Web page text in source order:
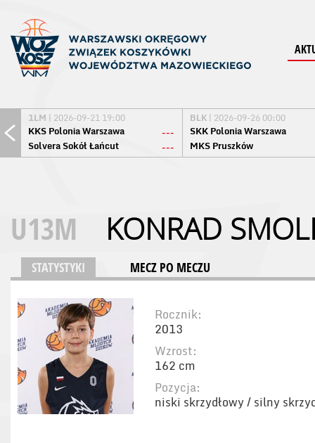
1LM | 2026-09-21 19:00
KKS Polonia Warszawa
---
Solvera Sokół Łańcut
---
BLK | 2026-09-26 00:00
SKK Polonia Warszawa
MKS Pruszków
U13M KONRAD
STATYSTYKI MECZ PO MECZU
Rocznik:
2013
Wzrost:
162 cm
Pozycja:
niski skrzydłowy / silny